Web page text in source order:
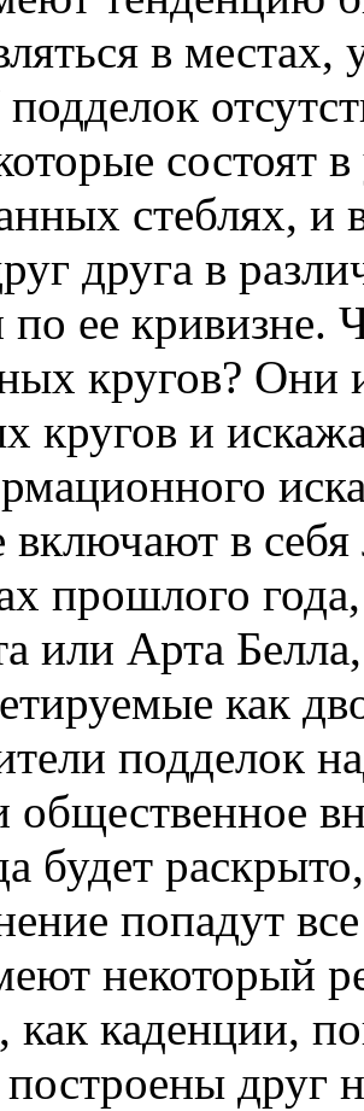
в
состоят
стеблях, и
друга в
ее кривизне.
кругов? Они
кругов и
включают в
прошлого
или Арта
как
подделок
будет
попадут
некоторый
как каденции,
друг